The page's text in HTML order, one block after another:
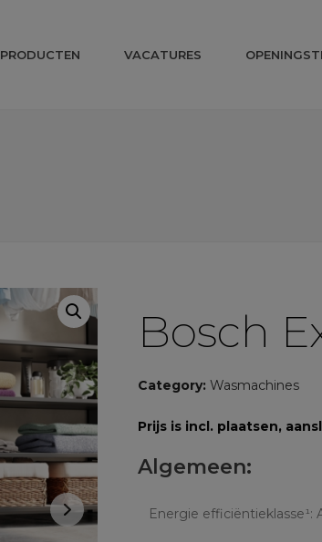
PRODUCTEN VACATURES
Bosch
Category: Wasmachines
Prijs is incl. plaatsen,
Algemeen:
Energie efficiëntieklasse¹: